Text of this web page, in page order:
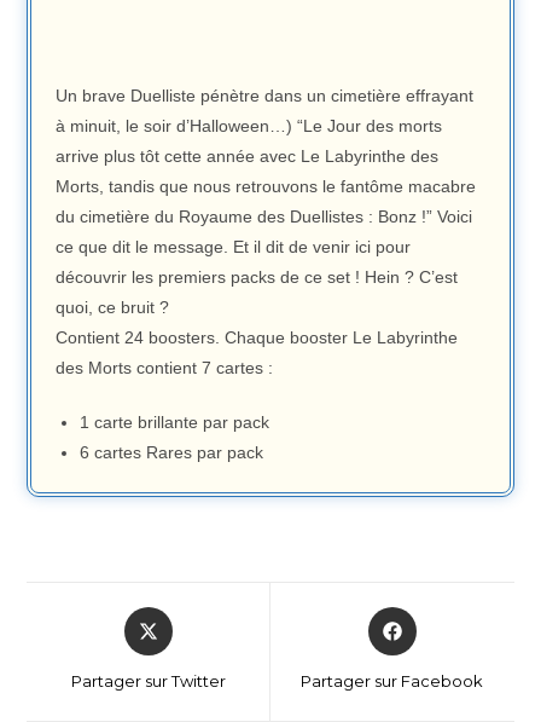
Un brave Duelliste pénètre dans un cimetière effrayant
à minuit, le soir d’Halloween…) “Le Jour des morts
arrive plus tôt cette année avec Le Labyrinthe des
Morts, tandis que nous retrouvons le fantôme macabre
du cimetière du Royaume des Duellistes : Bonz !” Voici
ce que dit le message. Et il dit de venir ici pour
découvrir les premiers packs de ce set ! Hein ? C’est
quoi, ce bruit ?
Contient 24 boosters. Chaque booster Le Labyrinthe
des Morts contient 7 cartes :
1 carte brillante par pack
6 cartes Rares par pack
Partager sur Twitter Partager sur Facebook